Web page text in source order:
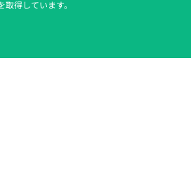
取得しています。